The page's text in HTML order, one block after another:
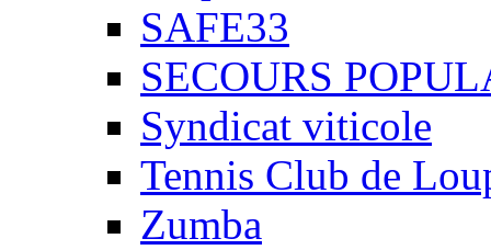
SAFE33
SECOURS
Syndicat viticole
Tennis Club de
Zumba